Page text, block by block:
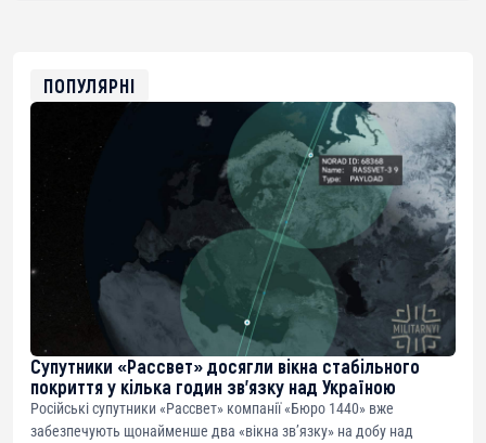
0xfD02863D3289416fcF50975c9DFda13623f97758
ПОПУЛЯРНІ
Супутники «Рассвет» досягли вікна стабільного
покриття у кілька годин зв’язку над Україною
Російські супутники «Рассвет» компанії «Бюро 1440» вже
забезпечують щонайменше два «вікна зв’язку» на добу над